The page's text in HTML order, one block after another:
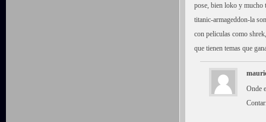
pose, bien loko y mucho
titanic-armageddon-la
con peliculas como
que tienen temas que
Onde